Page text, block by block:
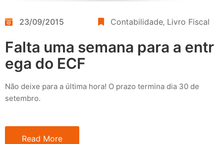
23/09/2015 Contabilidade‚ Livro Fiscal
Falta uma semana para a entr
ega do ECF
Não deixe para a última hora! O prazo termina dia 30 de
setembro.
Read More